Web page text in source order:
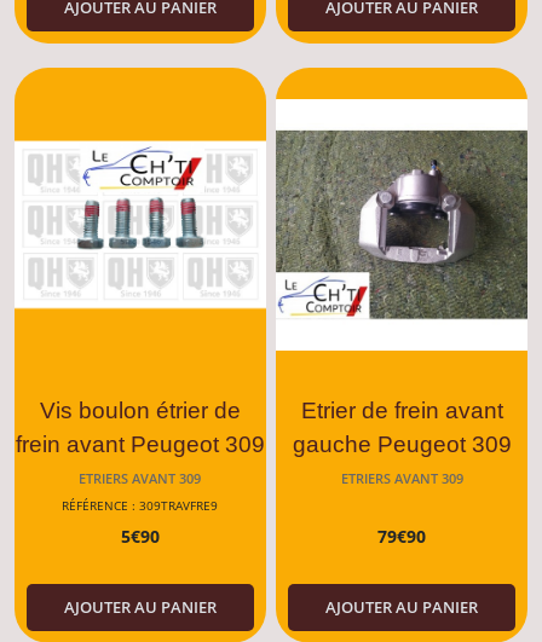
AJOUTER AU PANIER AJOUTER AU PANIER
Vis boulon étrier de
frein avant Peugeot 309
GTI/GTI16/TOUS
MODELES
ETRIERS AVANT 309
RÉFÉRENCE : 309TRAVFRE9
5€90
AJOUTER AU PANIER
Etrier de frein avant
gauche Peugeot 309
ETRIERS AVANT 309
79€90
AJOUTER AU PANIER